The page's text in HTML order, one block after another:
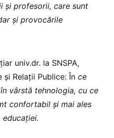
și profesorii, care sunt
și provocările
univ.dr. la SNSPA,
și Relații Publice: În ce
vârstă tehnologia, cu ce
confortabil și mai ales
educației.